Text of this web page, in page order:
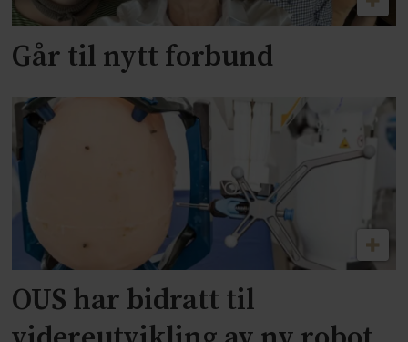
Går til nytt forbund
OUS har bidratt til